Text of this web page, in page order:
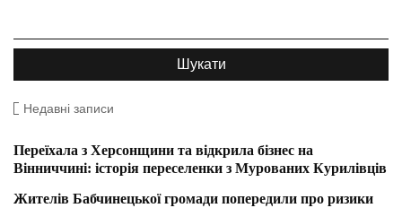
Недавні записи
Переїхала з Херсонщини та відкрила бізнес на
Вінниччині: історія переселенки з Мурованих Курилівців
Жителів Бабчинецької громади попередили про ризики